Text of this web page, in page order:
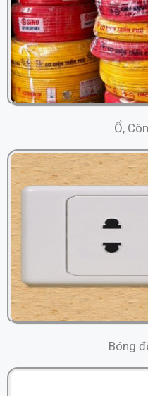
Ổ,
Bóng